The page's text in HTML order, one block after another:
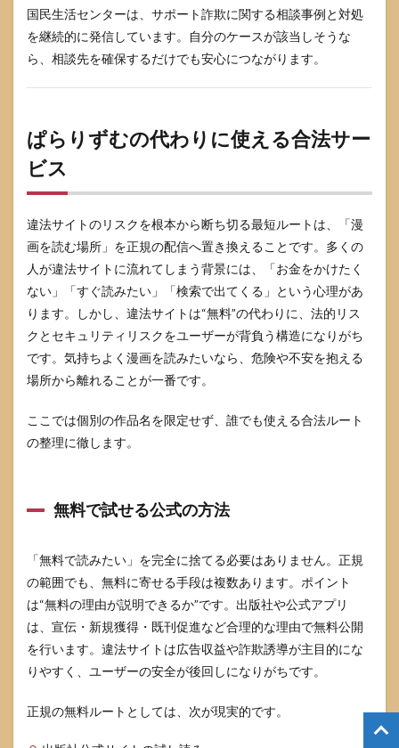
国民生活センターは、サポート詐欺に関する相談事例と対処
を継続的に発信しています。自分のケースが該当しそうな
ら、相談先を確保するだけでも安心につながります。
ぱらりずむの代わりに使える合法サー
ビス
違法サイトのリスクを根本から断ち切る最短ルートは、「漫
画を読む場所」を正規の配信へ置き換えることです。多くの
人が違法サイトに流れてしまう背景には、「お金をかけたく
ない」「すぐ読みたい」「検索で出てくる」という心理があ
ります。しかし、違法サイトは“無料”の代わりに、法的リス
クとセキュリティリスクをユーザーが背負う構造になりがち
です。気持ちよく漫画を読みたいなら、危険や不安を抱える
場所から離れることが一番です。
ここでは個別の作品名を限定せず、誰でも使える合法ルート
の整理に徹します。
無料で試せる公式の方法
「無料で読みたい」を完全に捨てる必要はありません。正規
の範囲でも、無料に寄せる手段は複数あります。ポイント
は“無料の理由が説明できるか”です。出版社や公式アプリ
は、宣伝・新規獲得・既刊促進など合理的な理由で無料公開
を行います。違法サイトは広告収益や詐欺誘導が主目的にな
りやすく、ユーザーの安全が後回しになりがちです。
正規の無料ルートとしては、次が現実的です。